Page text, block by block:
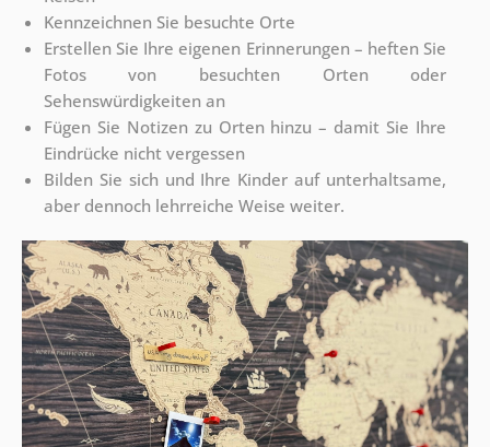
Kennzeichnen Sie besuchte Orte
Erstellen Sie Ihre eigenen Erinnerungen – heften Sie
Fotos von besuchten Orten oder
Sehenswürdigkeiten an
Fügen Sie Notizen zu Orten hinzu – damit Sie Ihre
Eindrücke nicht vergessen
Bilden Sie sich und Ihre Kinder auf unterhaltsame,
aber dennoch lehrreiche Weise weiter.